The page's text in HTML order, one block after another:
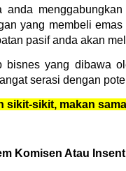
anda
yang membeli
pasif anda akan
bisnes yang dibawa
serasi dengan
sikit-sikit, makan
Komisen Atau